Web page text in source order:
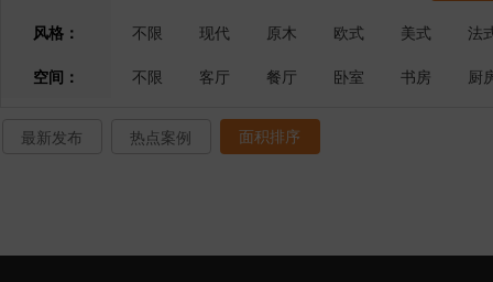
风格：
不限 现代 原木 欧式 美式
法
空间：
不限 客厅 餐厅 卧室 书房 厨
最新发布 热点案例 面积排序